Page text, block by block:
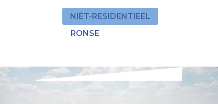
NIET-RESIDENTIEEL
RONSE